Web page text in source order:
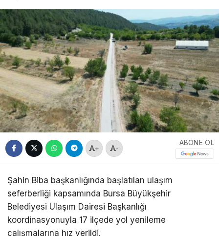
+ -
ABONE OL
Şahin Biba başkanlığında başlatılan ulaşım
seferberliği kapsamında Bursa Büyükşehir
Belediyesi Ulaşım Dairesi Başkanlığı
koordinasyonuyla 17 ilçede yol yenileme
çalışmalarına hız verildi.